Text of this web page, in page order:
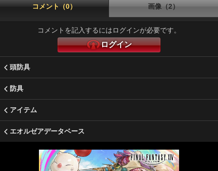
コメント（0） 画像（2）
コメントを記入するにはログインが必要です。
ログイン
頭防具
防具
アイテム
エオルゼアデータベース